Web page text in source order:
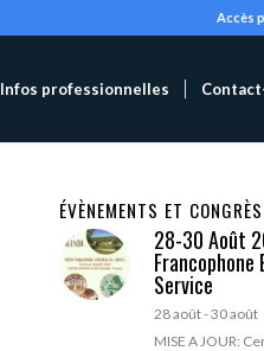
Accès
Infos professionnelles
ÉVÈNEMENTS ET CONGRÈS
28-30 Août
Francophone
Service
28 août-30 août
MISE A JOUR: